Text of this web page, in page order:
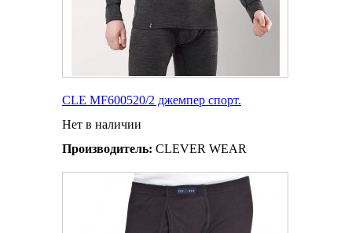
CLE MF600520/2 джемпер спорт.
Нет в наличии
Производитель: CLEVER WEAR